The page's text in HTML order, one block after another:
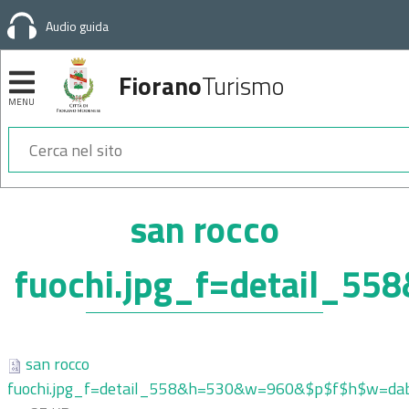
Audio guida
MENU FioranoTurismo
san rocco
san rocco